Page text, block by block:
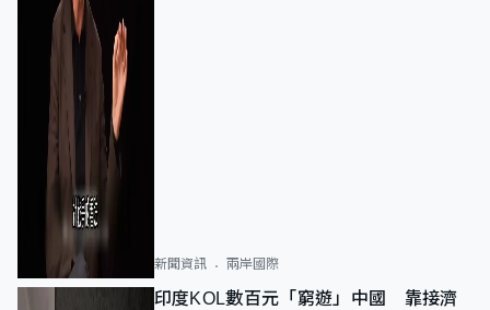
新聞資訊 兩岸國際
印度KOL數百元「窮遊」中國 靠接濟